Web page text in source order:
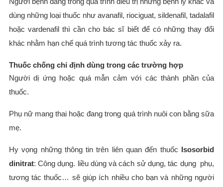
dùng những loại thuốc như avanafil, riociguat, sildenafil, tadalafil
hoặc vardenafil thì cần cho bác sĩ biết để có những thay đổi
khác nhằm hạn chế quá trình tương tác thuốc xảy ra.
Thuốc chống chỉ định dùng trong các trường hợp
Người dị ứng hoặc quá mẫn cảm với các thành phần của
thuốc.
Phụ nữ mang thai hoặc đang trong quá trình nuôi con bằng sữa
mẹ.
Hy vọng những thông tin trên liên quan đến thuốc Isosorbid
dinitrat: Công dụng. liều dùng và cách sử dụng, tác dụng phụ,
tương tác thuốc… sẽ giúp ích nhiều cho bạn và những người